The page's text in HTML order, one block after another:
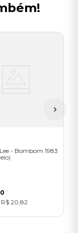
- Bombom 1983
R$ 20 82